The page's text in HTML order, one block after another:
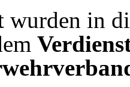
wurden in